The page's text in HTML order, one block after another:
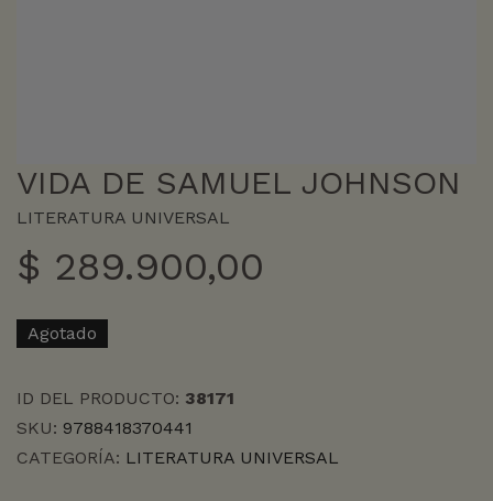
VIDA DE SAMUEL JOHNSON
LITERATURA UNIVERSAL
$ 289.900,00
Agotado
ID DEL PRODUCTO: 38171
SKU: 9788418370441
CATEGORÍA: LITERATURA UNIVERSAL